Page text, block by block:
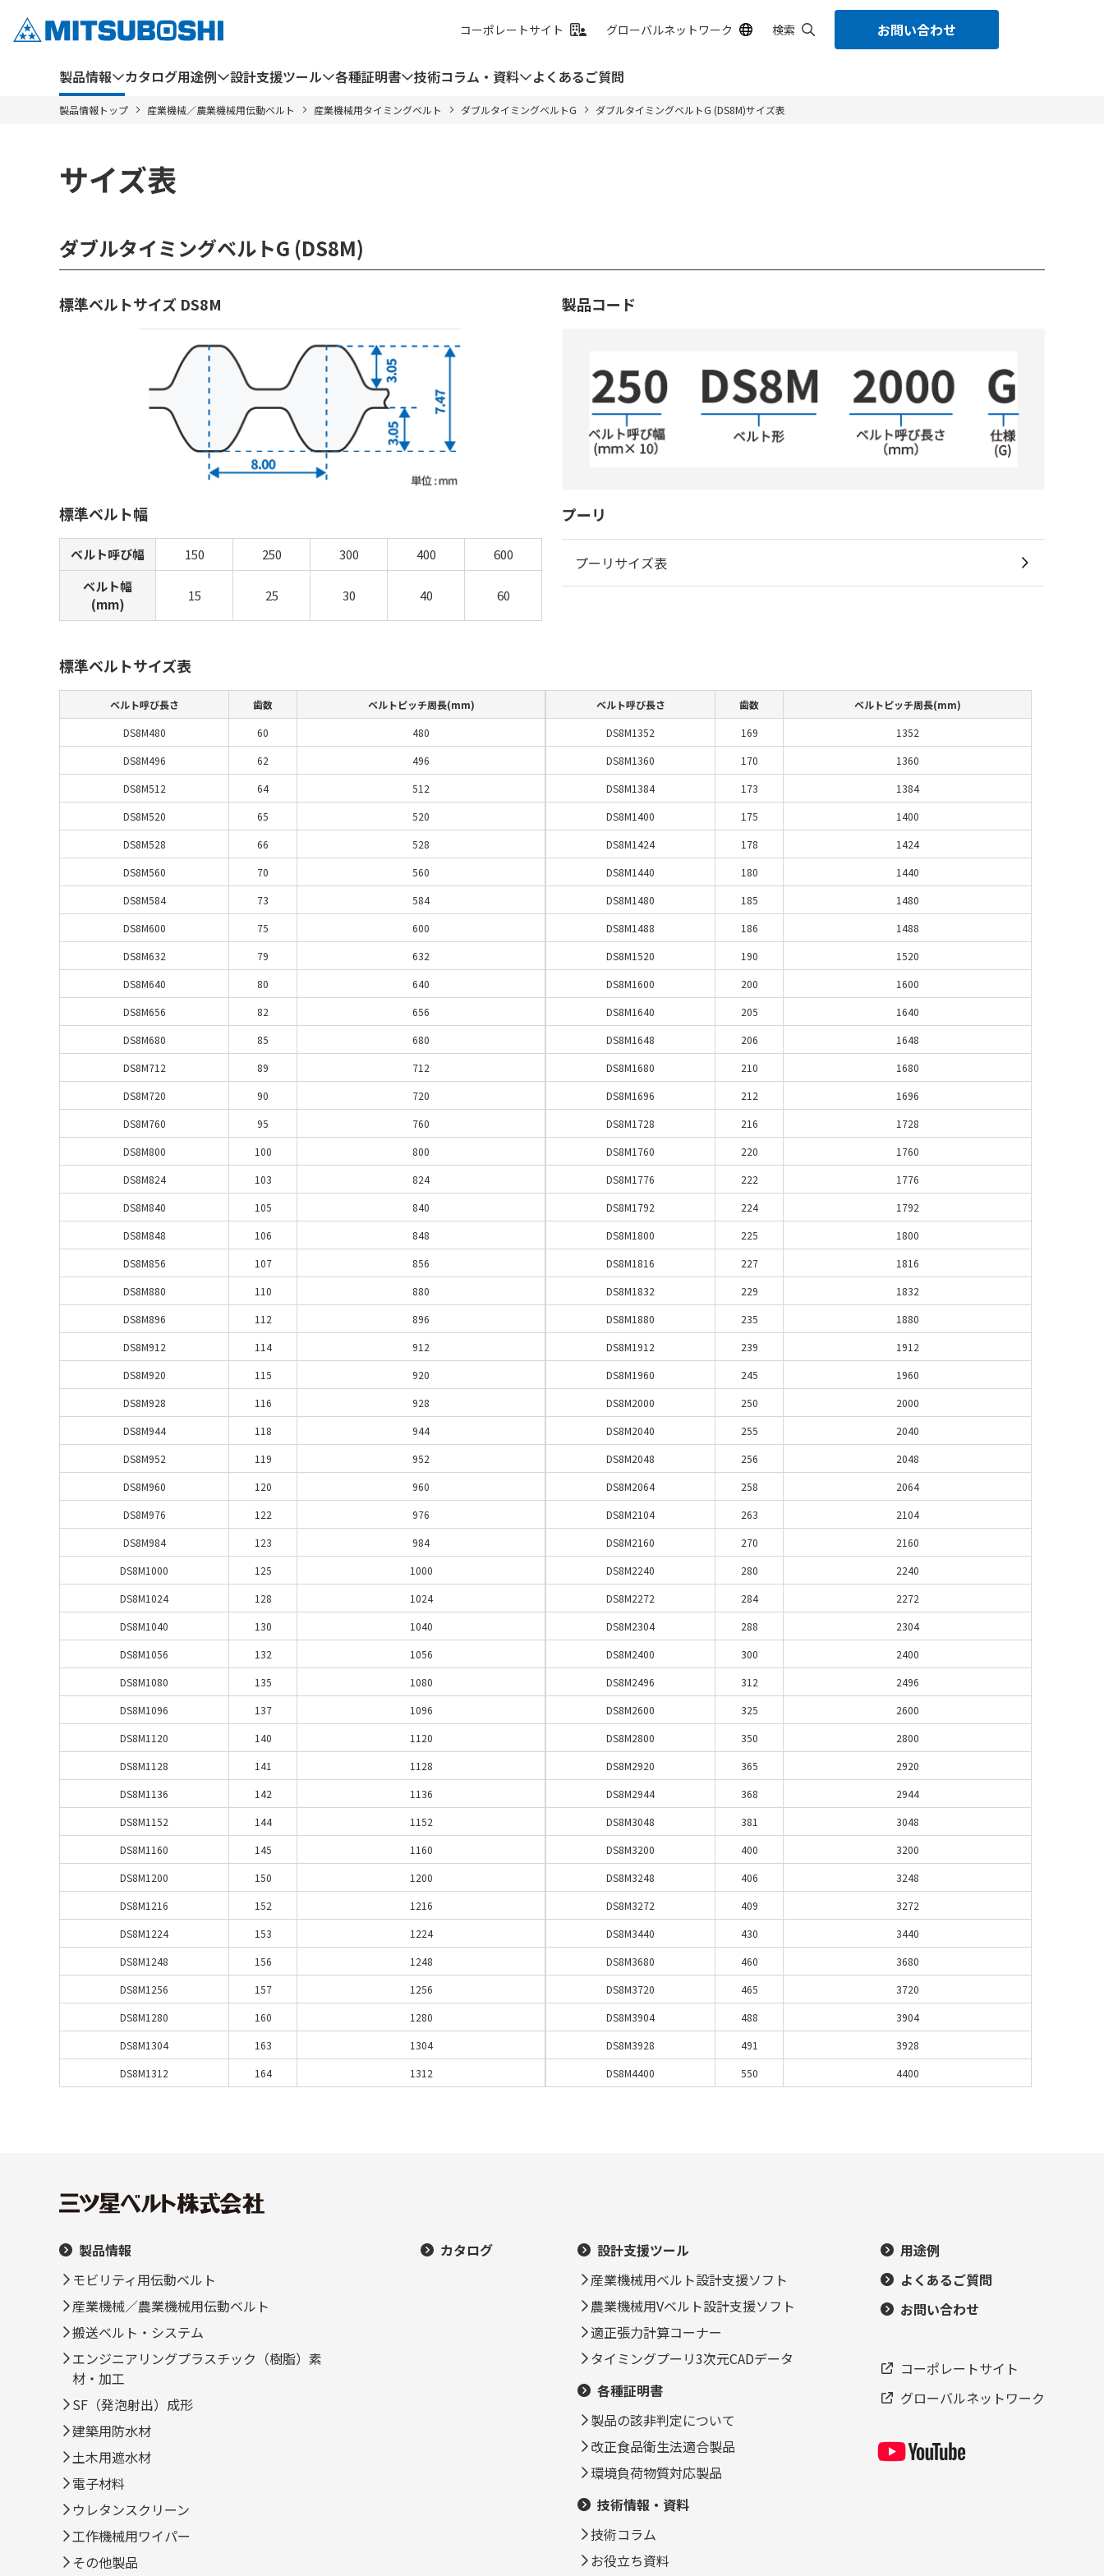
コーポレートサイト グローバルネットワーク 検索 お問い合わせ
製品情報 カタログ用途例 設計支援ツール 各種証明書 技術コラム・資料 よくあるご質問
製品情報トップ 産業機械／農業機械用伝動ベルト 産業機械用タイミングベルト ダブルタイミングベルトG ダブルタイミングベルトG (DS8M)サイズ表
サイズ表
ダブルタイミングベルトG (DS8M)
標準ベルトサイズ DS8M
標準ベルト幅
ベルト呼び幅 150 250 300 400
600
ベルト幅
(mm)
15 25 30 40 60
製品コード
プーリ
プーリサイズ表
標準ベルトサイズ表
ベルト呼び長さ 歯数
ベルトピッチ周長(mm)
DS8M480
60
480
DS8M496
62
496
DS8M512
64
512
DS8M520
65
520
DS8M528
66
528
DS8M560
70
560
DS8M584
73
584
DS8M600
75
600
DS8M632
79
632
DS8M640
80
640
DS8M656
82
656
DS8M680
85
680
DS8M712
89
712
DS8M720
90
720
DS8M760
95
760
DS8M800
100
800
DS8M824
103
824
DS8M840
105
840
DS8M848
106
848
DS8M856
107
856
DS8M880
110
880
DS8M896
112
896
DS8M912
114
912
DS8M920
115
920
DS8M928
116
928
DS8M944
118
944
DS8M952
119
952
DS8M960
120
960
DS8M976
122
976
DS8M984
123
984
DS8M1000
125
1000
DS8M1024
128
1024
DS8M1040
130
1040
DS8M1056
132
1056
DS8M1080
135
1080
DS8M1096
137
1096
DS8M1120
140
1120
DS8M1128
141
1128
DS8M1136
142
1136
DS8M1152
144
1152
DS8M1160
145
1160
DS8M1200
150
1200
DS8M1216
152
1216
DS8M1224
153
1224
DS8M1248
156
1248
DS8M1256
157
1256
DS8M1280
160
1280
DS8M1304
163
1304
DS8M1312
164 1312
ベルト呼び長さ 歯数
ベルトピッチ周長(mm)
DS8M1352
169
1352
DS8M1360
170
1360
DS8M1384
173
1384
DS8M1400
175
1400
DS8M1424
178
1424
DS8M1440
180
1440
DS8M1480
185
1480
DS8M1488
186
1488
DS8M1520
190
1520
DS8M1600
200
1600
DS8M1640
205
1640
DS8M1648
206
1648
DS8M1680
210
1680
DS8M1696
212
1696
DS8M1728
216
1728
DS8M1760
220
1760
DS8M1776
222
1776
DS8M1792
224
1792
DS8M1800
225
1800
DS8M1816
227
1816
DS8M1832
229
1832
DS8M1880
235
1880
DS8M1912
239
1912
DS8M1960
245
1960
DS8M2000
250
2000
DS8M2040
255
2040
DS8M2048
256
2048
DS8M2064
258
2064
DS8M2104
263
2104
DS8M2160
270
2160
DS8M2240
280
2240
DS8M2272
284
2272
DS8M2304
288
2304
DS8M2400
300
2400
DS8M2496
312
2496
DS8M2600
325
2600
DS8M2800
350
2800
DS8M2920
365
2920
DS8M2944
368
2944
DS8M3048
381
3048
DS8M3200
400
3200
DS8M3248
406
3248
DS8M3272
409
3272
DS8M3440
430
3440
DS8M3680
460
3680
DS8M3720
465
3720
DS8M3904
488
3904
DS8M3928
491
3928
DS8M4400
550 4400
製品情報
モビリティ用伝動ベルト
産業機械／農業機械用伝動ベルト
搬送ベルト・システム
エンジニアリングプラスチック（樹脂）素
材・加工
SF（発泡射出）成形
建築用防水材
土木用遮水材
電子材料
ウレタンスクリーン
工作機械用ワイパー
その他製品
カタログ
設計支援ツール
産業機械用ベルト設計支援ソフト
農業機械用Vベルト設計支援ソフト
適正張力計算コーナー
タイミングプーリ3次元CADデータ
各種証明書
製品の該非判定について
改正食品衛生法適合製品
環境負荷物質対応製品
技術情報・資料
技術コラム
お役立ち資料
用途例
よくあるご質問
お問い合わせ
コーポレートサイト
グローバルネットワーク